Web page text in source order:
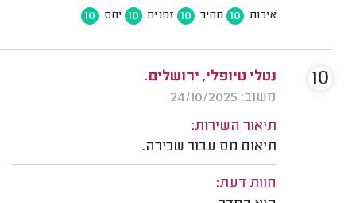
איכות 10 מחיר 10 זמנים 10 יחס 10
נטלי טיופלי, ירושלים.
משוב: 24/10/2025
תיאור השירות:
תיאום מס עבור שכירה.
חוות דעת:
10